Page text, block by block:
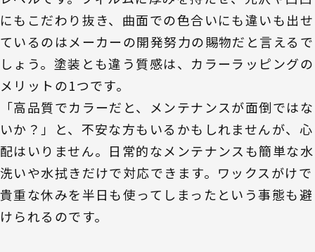
にもこだわり抜き、曲面での色合いにも違いも出せ
ているのはメーカーの開発努力の賜物だと言えるで
しょう。塗装とも違う質感は、カラーラッピングの
メリットの1つです。
「高品質でカラーだと、メンテナンスが面倒ではな
いか？」と、不安な方もいるかもしれませんが、心
配はいりません。日常的なメンテナンスも簡単な水
洗いや水拭きだけで対応できます。ワックスがけで
貴重な休みを半日も使ってしまったという事態も避
けられるのです。